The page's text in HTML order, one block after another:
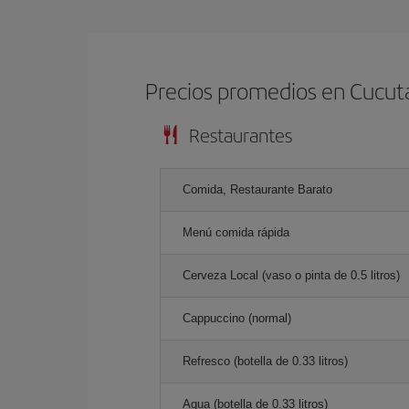
Precios promedios en
Restaurantes
Comida, Restaurante Barato
Menú comida rápida
Cerveza Local (vaso o pinta de 0.5 litros)
Cappuccino (normal)
Refresco (botella de 0.33 litros)
Agua (botella de 0.33 litros)